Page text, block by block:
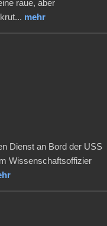
raue, aber
mehr
Dienst an Bord der USS
Wissenschaftsoffizier